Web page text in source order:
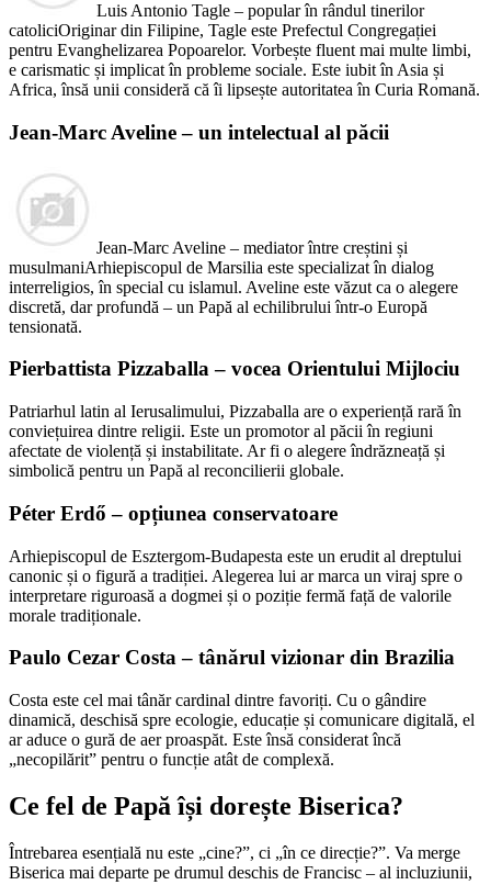
Luis Antonio Tagle – popular în rândul tinerilor
catoliciOriginar din Filipine, Tagle este Prefectul Congregației
pentru Evanghelizarea Popoarelor. Vorbește fluent mai multe limbi,
e carismatic și implicat în probleme sociale. Este iubit în Asia și
Africa, însă unii consideră că îi lipsește autoritatea în Curia Romană.
Jean-Marc Aveline – un intelectual al păcii
Jean-Marc Aveline – mediator între creștini și
musulmaniArhiepiscopul de Marsilia este specializat în dialog
interreligios, în special cu islamul. Aveline este văzut ca o alegere
discretă, dar profundă – un Papă al echilibrului într-o Europă
tensionată.
Pierbattista Pizzaballa – vocea Orientului Mijlociu
Patriarhul latin al Ierusalimului, Pizzaballa are o experiență rară în
conviețuirea dintre religii. Este un promotor al păcii în regiuni
afectate de violență și instabilitate. Ar fi o alegere îndrăzneață și
simbolică pentru un Papă al reconcilierii globale.
Péter Erdő – opțiunea conservatoare
Arhiepiscopul de Esztergom-Budapesta este un erudit al dreptului
canonic și o figură a tradiției. Alegerea lui ar marca un viraj spre o
interpretare riguroasă a dogmei și o poziție fermă față de valorile
morale tradiționale.
Paulo Cezar Costa – tânărul vizionar din Brazilia
Costa este cel mai tânăr cardinal dintre favoriți. Cu o gândire
dinamică, deschisă spre ecologie, educație și comunicare digitală, el
ar aduce o gură de aer proaspăt. Este însă considerat încă
„necopilărit” pentru o funcție atât de complexă.
Ce fel de Papă își dorește Biserica?
Întrebarea esențială nu este „cine?”, ci „în ce direcție?”. Va merge
Biserica mai departe pe drumul deschis de Francisc – al incluziunii,